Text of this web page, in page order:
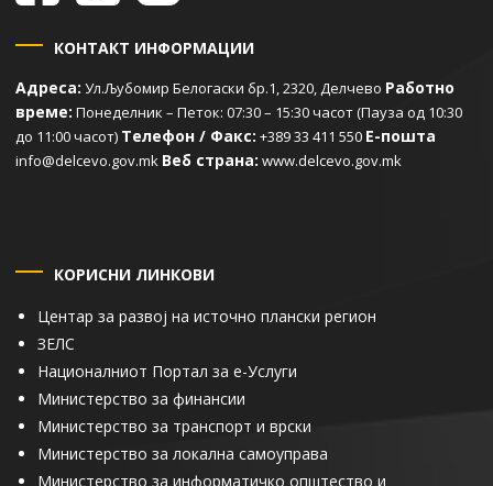
КОНТАКТ ИНФОРМАЦИИ
Адреса: Ул.Љубомир Белогаски бр.1, 2320, Делчево Работно
време: Понеделник – Петок: 07:30 – 15:30 часот (Пауза од 10:30
до 11:00 часот) Телефон / Факс: +389 33 411 550 Е-пошта
info@delcevo.gov.mk Веб страна: www.delcevo.gov.mk
КОРИСНИ ЛИНКОВИ
Центар за развој на источно плански регион
ЗЕЛС
Националниот Портал за е-Услуги
Министерство за финансии
Министерство за транспорт и врски
Министерство за локална самоуправа
Министерство за информатичко општество и